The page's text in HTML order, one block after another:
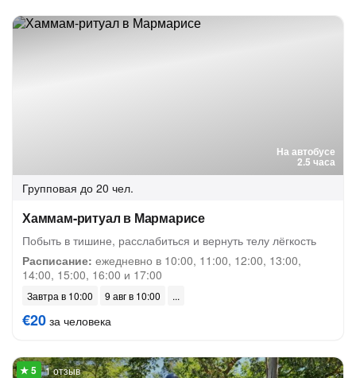
На автобусе
2.5 часа
Групповая до 20 чел.
Хаммам-ритуал в Мармарисе
Побыть в тишине, расслабиться и вернуть телу лёгкость
Расписание: ежедневно в 10:00, 11:00, 12:00, 13:00,
14:00, 15:00, 16:00 и 17:00
Завтра в 10:00 9 авг в 10:00
€20 за человека
1 отзыв